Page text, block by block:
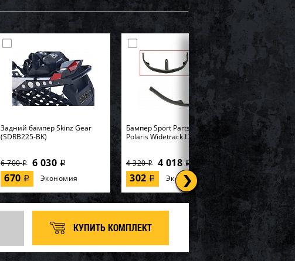
Задний бампер Skinz Gear
(SDRB225-BK)
6 700i 6 030 i
670 i Экономия
Бампер Sport Parts Inc. для
Polaris Widetrack LX SM-12358
4 320i 4 018 i
302 i Экономия
КУПИТЬ КОМПЛЕКТ